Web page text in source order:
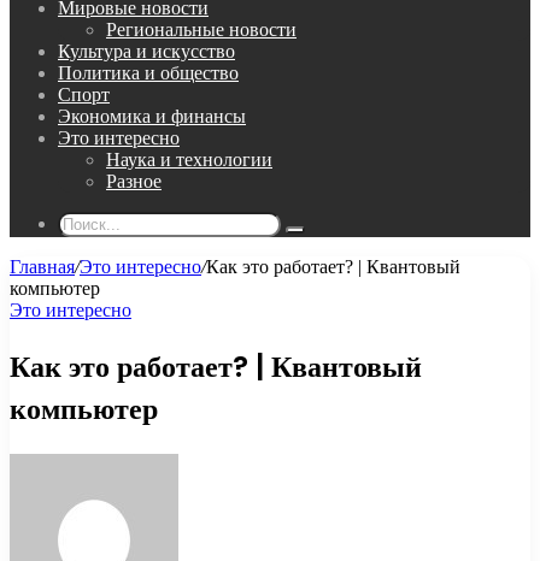
Мировые новости
Региональные новости
Культура и искусство
Политика и общество
Спорт
Экономика и финансы
Это интересно
Наука и технологии
Разное
Поиск...
Главная/Это интересно/Как это работает? | Квантовый
компьютер
Это интересно
Как это работает? | Квантовый
компьютер